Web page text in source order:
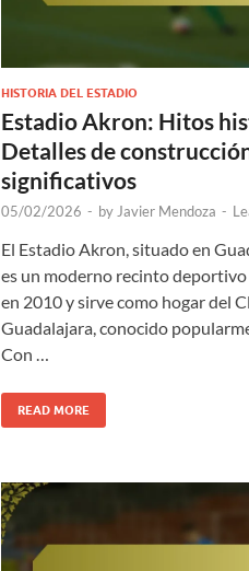
HISTORIA DEL ESTADIO
Estadio Akron: Hitos
Detalles de
significativos
05/02/2026 - by Javier Mendoza -
El Estadio Akron, situado en
es un moderno recinto
en 2010 y sirve como hogar del
Guadalajara, conocido
Con …
READ MORE